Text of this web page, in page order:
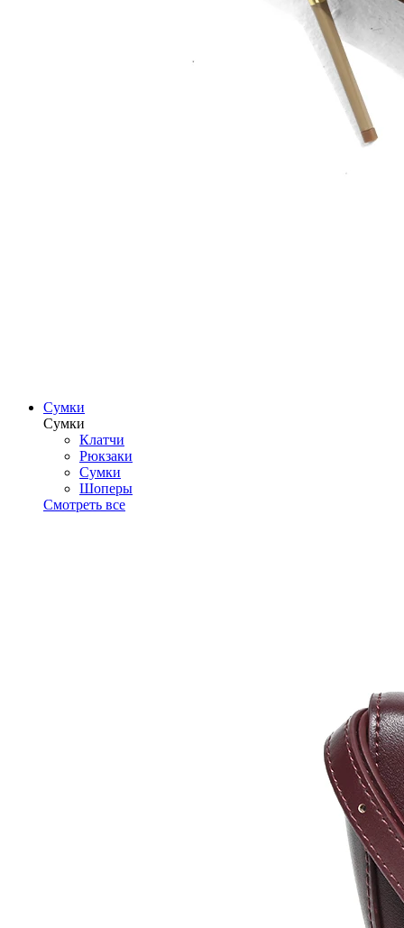
Сумки
Сумки
Клатчи
Рюкзаки
Сумки
Шоперы
Смотреть все